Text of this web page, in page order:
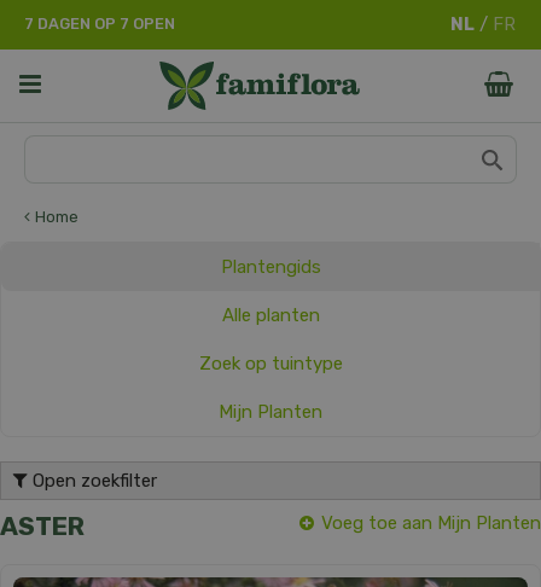
Home
7 DAGEN OP 7 OPEN
Plantengids
Alle planten
Zoek op tuintype
Mijn Planten
Open zoekfilter
ASTER Voeg toe aan Mijn Planten